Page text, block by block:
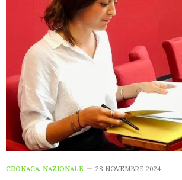
CRONACA, NAZIONALE 28 NOVEMBRE 2024